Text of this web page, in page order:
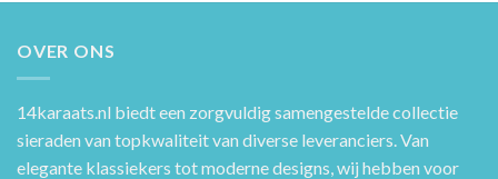
OVER ONS
14karaats.nl biedt een zorgvuldig samengestelde collectie
sieraden van topkwaliteit van diverse leveranciers. Van
elegante klassiekers tot moderne designs, wij hebben voor